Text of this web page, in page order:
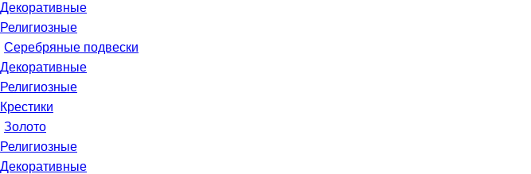
Декоративные
Религиозные
Серебряные подвески
Декоративные
Религиозные
Крестики
Золото
Религиозные
Декоративные